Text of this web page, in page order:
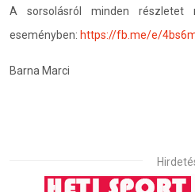
A sorsolásról minden részletet
eseményben: https://fb.me/e/
Barna Marci